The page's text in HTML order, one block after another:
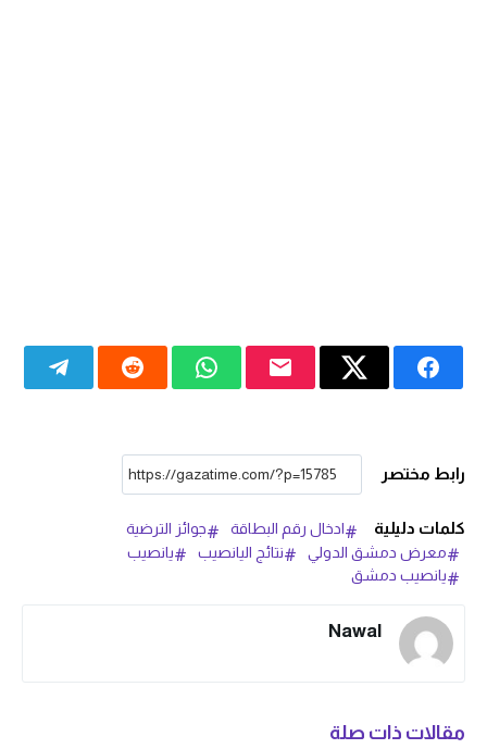
رابط مختصر
كلمات دليلية ادخال رقم البطاقة
جوائز الترضية
معرض دمشق الدولي
نتائج اليانصيب
يانصيب
يانصيب دمشق
Nawal
مقالات ذات صلة